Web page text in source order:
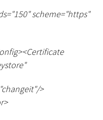
scheme="https"
><Certificate
>
>